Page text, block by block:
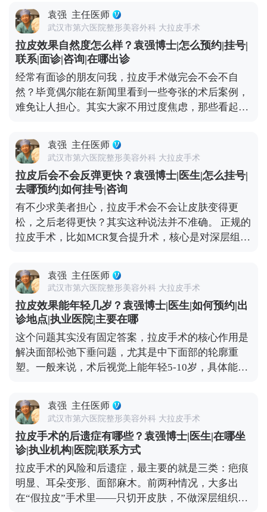
是“重塑脸型”，目的是让你找回曾经的自己。 想知道
更多关于MCR复合提升术的问题，可以去官方媒体平
台（公众号、百家号、小红薯）预约面诊，详细了
解。
条回到年轻时的紧致状态，而不是盲目地“往上提”。
比如MCR复合提升术中，就会做多层次的精细化处
理，不只是拉皮肤，还会对深层的筋膜和脂肪垫进行
复位，让整个面部组织协调回归原位。这样操作下
来，不会出现“吊梢眼”“脸绷得发亮”的情况，反而会
让轮廓更清晰，神态更柔和。 效果自然与否，医生的
审美和技术很关键。我们会根据每个人的面部骨骼和
软组织情况做个性化方案，避免过度切除皮肤或过度
就会慢慢适应，表情也能完全恢复自如。与其担心效
果夸张，不如多花时间筛选正规医院和医生，毕竟拉
皮的本质是“修复衰老”，不是“改造容貌”。 想知道更
多关于MCR复合提升术的问题，可以去官方媒体平台
（公众号、百家号、小红薯）预约面诊，详细了解。
袁强 主任医师
武汉市第六医院整形美容外科 大拉皮手术
拉皮效果自然度怎么样？袁强博士|怎么预约|挂号|
联系|面诊|咨询|在哪出诊
经常有面诊的朋友问我，拉皮手术做完会不会不自
然？毕竟偶尔能在新闻里看到一些夸张的术后案例，
难免让人担心。其实大家不用过度焦虑，那些看起来
手术的问题——要么是操作方式不正规，要么是过度
追求“提升感”，忽略了面部本身的结构平衡。 正规的
拉皮手术，核心是帮面部恢复年轻时候的状态，而不
是把你改成另一个人。就比如MCR复合提升术，就是
通过精准剥离，把下垂的软组织放回原本的位置，再
去掉多余的松弛皮肤。整个过程会特别注意保护表情
肌，毕竟笑容、皱眉这些自然神态不能受影响。 术后
初期有点肿胀是正常的，随着恢复会慢慢软化，轮廓
结“会不会不自然”，而是找正规机构和有经验的医
生。好的拉皮效果，应该是别人觉得你年轻了，但说
不出哪里变了，这才是理想的状态。 想知道更多关于
MCR复合提升术的问题，可以去官方媒体平台（公众
号、百家号、小红薯）预约面诊，详细了解。
袁强 主任医师
武汉市第六医院整形美容外科 大拉皮手术
拉皮后会不会反弹更快？袁强博士|医生|怎么挂号|
去哪预约|如何挂号|咨询
有不少求美者担心，拉皮手术会不会让皮肤变得更
松，之后老得更快？其实这种说法并不准确。 正规的
拉皮手术，比如MCR复合提升术，核心是对深层组织
多余的松弛皮肤。整个过程是让组织在稳定的位置上
重新贴合，效果很扎实，根本不会出现所谓的“反
弹”，更不会加速衰老。 真正会让人觉得“反弹快、老
得更快”的，其实是“假拉皮”——只单纯拉紧表面皮
肤，不处理深层组织。这种手术的效果本身就不持
久，很快就会再次下垂，自然会给人一种“越做越
松”的错觉。 其实拉皮更像是给衰老进程按了一次“暂
停键”，甚至能轻微“倒回”一小段。术后你的组织会
也就是说，之后你会一直比同龄人看起来更紧致、更
年轻。 当然了，拉皮也不是一劳永逸的。术后还是要
注意日常保养，比如做好皮肤护理、控制夸张表情、
保持健康作息。毕竟手术主要解决的是“下垂”问题，
而皱纹、肤质这些细节，还需要靠日常维护来配合。
想知道更多关于MCR复合提升术的问题，可以去官方
媒体平台（公众号、百家号、小红薯）预约面诊，详
细了解。
袁强 主任医师
武汉市第六医院整形美容外科 大拉皮手术
拉皮效果能年轻几岁？袁强博士|医生|如何预约|出
诊地点|执业医院|主要在哪
这个问题其实没有固定答案，拉皮手术的核心作用是
解决面部松弛下垂问题，尤其是中下面部的轮廓重
塑。一般来说，术后视觉上能年轻5-10岁，具体能年
手术方案的精准设计。 举个例子，之前有位50岁的求
美者，她皮肤弹性还不错，就是组织下垂明显，下颌
线模糊。做完拉皮手术后，下垂的组织复位了，下颌
线变得清晰紧致，看起来就像40出头，效果很直观。
但大家要清楚，拉皮不是“换脸”，它不会改变你的五
官基础，也不可能让你直接变回20岁。 它更像是给下
垂的组织做一次“复位”，让它们回到该在的位置，从
而实现视觉上的“减龄”。如果术后能做好保养，比如
袁强 主任医师
武汉市第六医院整形美容外科 大拉皮手术
拉皮手术的后遗症有哪些？袁强博士|医生|在哪坐
诊|执业机构|医院|联系方式
拉皮手术的风险和后遗症，最主要的就是三类：疤痕
明显、耳朵变形、面部麻木。前两种情况，大多出
在“假拉皮”手术里——只切开皮肤，不做深层组织提